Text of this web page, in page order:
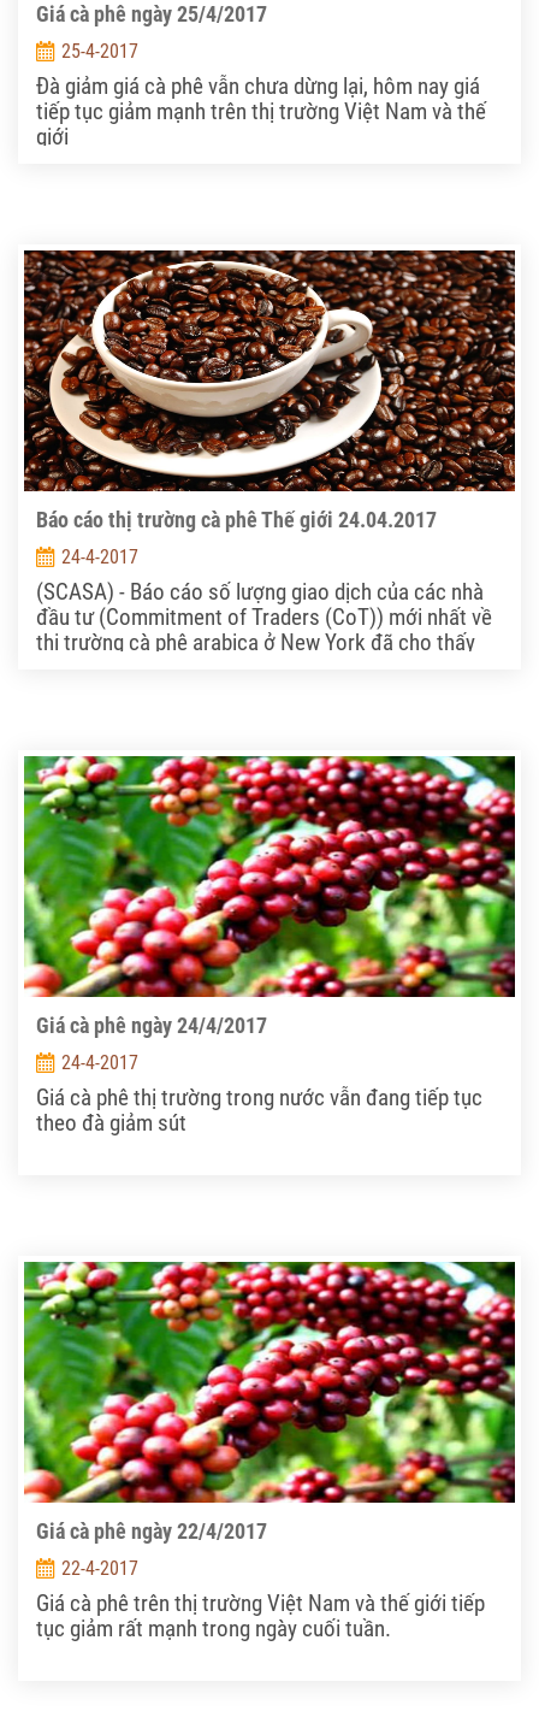
Giá cà phê ngày 25/4/2017
25-4-2017
Đà giảm giá cà phê vẫn chưa dừng lại, hôm nay giá
tiếp tục giảm mạnh trên thị trường Việt Nam và thế
giới
Báo cáo thị trường cà phê Thế giới 24.04.2017
24-4-2017
(SCASA) - Báo cáo số lượng giao dịch của các nhà
đầu tư (Commitment of Traders (CoT)) mới nhất về
thị trường cà phê arabica ở New York đã cho thấy
tương đương với 2.989.177 bao đã được thanh lý
gần hết và nhóm các nhà đầu cơ này quay trở lại vị
thế bán ròng do họ đã có kinh nghiệm sau sự đảo
chiều khó dự đoán của thị trường cà phê Arabica ở
New Yorktrong nửa cuối tuần trước.
Giá cà phê ngày 24/4/2017
24-4-2017
Giá cà phê thị trường trong nước vẫn đang tiếp tục
theo đà giảm sút
Giá cà phê ngày 22/4/2017
22-4-2017
Giá cà phê trên thị trường Việt Nam và thế giới tiếp
tục giảm rất mạnh trong ngày cuối tuần.